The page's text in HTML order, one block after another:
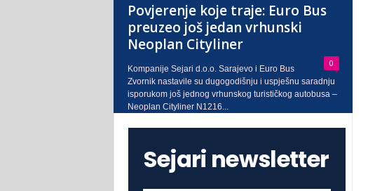
Povjerenje koje traje: Euro Bus
preuzeo još jedan vrhunski
Neoplan Cityliner
0
Kompanije Sejari d.o.o. Sarajevo i Euro Bus
Zvornik nastavile su dugogodišnju i uspješnu saradnju
isporukom još jednog vrhunskog turističkog autobusa –
Neoplan Cityliner N1216...
Sejari newsletter